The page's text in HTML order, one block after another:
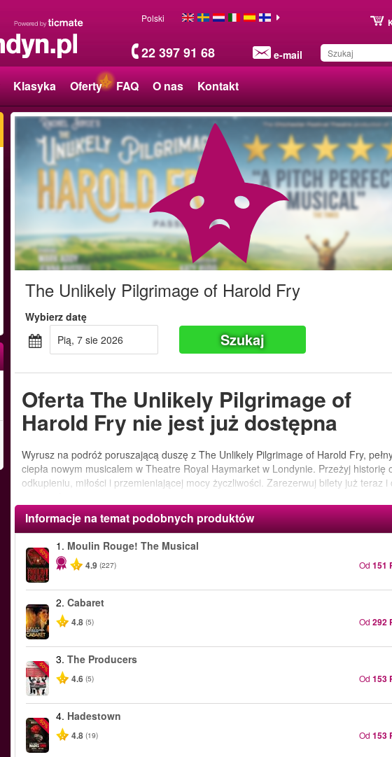
22 397 91 68 e-mail
Polski
Klasyka Oferty FAQ O nas Kontakt
Produkt został zapisany
na Twojej liście
The Unlikely Pilgrimage of Harold Fry
Wybierz datę
pią, 7 sie 2026
Szukaj
Oferta The Unlikely Pilgrimage of
Harold Fry nie jest już dostępna
Wyrusz na podróż poruszającą duszę z The Unlikely Pilgrimage of Harold Fry,
ciepła nowym musicalem w Theatre Royal Haymarket w Londynie. Przeżyj historię
odkupieniu, miłości i przemieniającej mocy życzliwości. Zarezerwuj bilety już teraz i
Informacje na temat podobnych produktów
-50%
1. Moulin Rouge! The Musical
4.9 (227) Od 151
2.Cabaret
4.8 (5) Od 292
-50%
3.The Producers
4.6 (5) Od 153
-50%
4. Hadestown
4.8 (19) Od 153